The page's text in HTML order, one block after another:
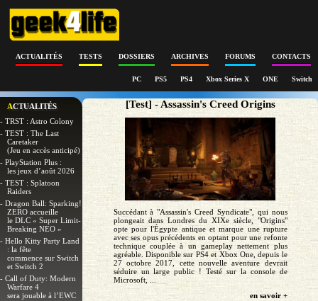
ACTUALITÉS TESTS DOSSIERS ARCHIVES FORUMS CONTACTS
PC PS5 PS4 Xbox Series X ONE Switch
ACTUALITÉS
- TRST : Astro Colony
- TEST : The Last
Caretaker
(Jeu en accès anticipé)
- PlayStation Plus :
les jeux d’août 2026
- TEST : Splatoon
Raiders
- Dragon Ball: Sparking!
ZERO accueille
le DLC « Super Limit-
Breaking NEO »
- Hello Kitty Party Land
: la fête
commence sur Switch
et Switch 2
- Call of Duty: Modern
Warfare 4
sera jouable à l’EWC
[Test] - Assassin's Creed Origins
Succédant à "Assassin's Creed Syndicate", qui nous
plongeait dans Londres du XIXe siècle, "Origins"
opte pour l'Égypte antique et marque une rupture
avec ses opus précédents en optant pour une refonte
technique couplée à un gameplay nettement plus
agréable. Disponible sur PS4 et Xbox One, depuis le
27 octobre 2017, cette nouvelle aventure devrait
séduire un large public ! Testé sur la console de
Microsoft, ...
en savoir +